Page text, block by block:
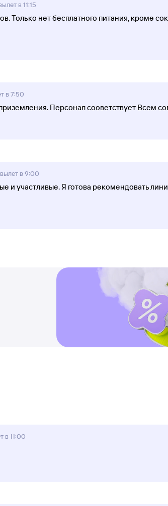
в 11:15
Только нет бесплатного питания, кроме
в 7:50
Персонал сооветствует Всем
в 9:00
участливые. Я готова рекомендовать
в 11:00